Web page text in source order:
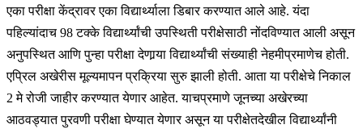
एका परीक्षा केंद्रावर एका विद्यार्थ्याला डिबार करण्यात आले आहे. यंदा
पहिल्यांदाच 98 टक्के विद्यार्थ्यांची उपस्थिती परीक्षेसाठी नोंदविण्यात आली असून
अनुपस्थित आणि पुन्हा परीक्षा देणार्‍या विद्यार्थ्यांची संख्याही नेहमीप्रमाणेच होती.
एप्रिल अखेरीस मूल्यमापन प्रक्रिया सुरु झाली होती. आता या परीक्षेचे निकाल
2 मे रोजी जाहीर करण्यात येणार आहेत. याचप्रमाणे जूनच्या अखेरच्या
आठवड्यात पुरवणी परीक्षा घेण्यात येणार असून या परीक्षेतदेखील विद्यार्थ्यांनी